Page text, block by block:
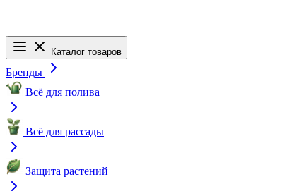
Каталог товаров
Бренды
Всё для полива
Всё для рассады
Защита растений